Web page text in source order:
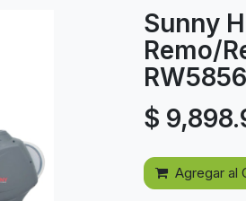
Sunny
Remo/
RW5856
$
Agregar al